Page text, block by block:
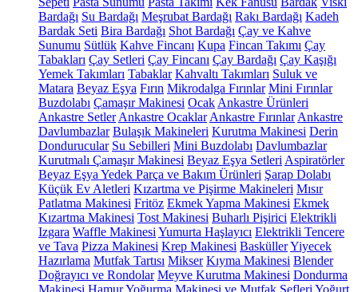
Bardağı Su Bardağı Meşrubat Bardağı Rakı Bardağı Kadeh
Bardak Seti Bira Bardağı Shot Bardağı Çay ve Kahve
Sunumu Sütlük Kahve Fincanı Kupa Fincan Takımı Çay
Tabakları Çay Setleri Çay Fincanı Çay Bardağı Çay Kaşığı
Yemek Takımları Tabaklar Kahvaltı Takımları Suluk ve
Matara Beyaz Eşya Fırın Mikrodalga Fırınlar Mini Fırınlar
Buzdolabı Çamaşır Makinesi Ocak Ankastre Ürünleri
Ankastre Setler Ankastre Ocaklar Ankastre Fırınlar Ankastre
Davlumbazlar Bulaşık Makineleri Kurutma Makinesi Derin
Dondurucular Su Sebilleri Mini Buzdolabı Davlumbazlar
Kurutmalı Çamaşır Makinesi Beyaz Eşya Setleri Aspiratörler
Beyaz Eşya Yedek Parça ve Bakım Ürünleri Şarap Dolabı
Küçük Ev Aletleri Kızartma ve Pişirme Makineleri Mısır
Patlatma Makinesi Fritöz Ekmek Yapma Makinesi Ekmek
Kızartma Makinesi Tost Makinesi Buharlı Pişirici Elektrikli
Izgara Waffle Makinesi Yumurta Haşlayıcı Elektrikli Tencere
ve Tava Pizza Makinesi Krep Makinesi BasküllerYiyecek
Hazırlama Mutfak Tartısı Mikser Kıyma Makinesi Blender
Doğrayıcı ve Rondolar Meyve Kurutma Makinesi Dondurma
Makinesi Hamur Yoğurma Makinesi ve Mutfak Şefleri Yoğurt